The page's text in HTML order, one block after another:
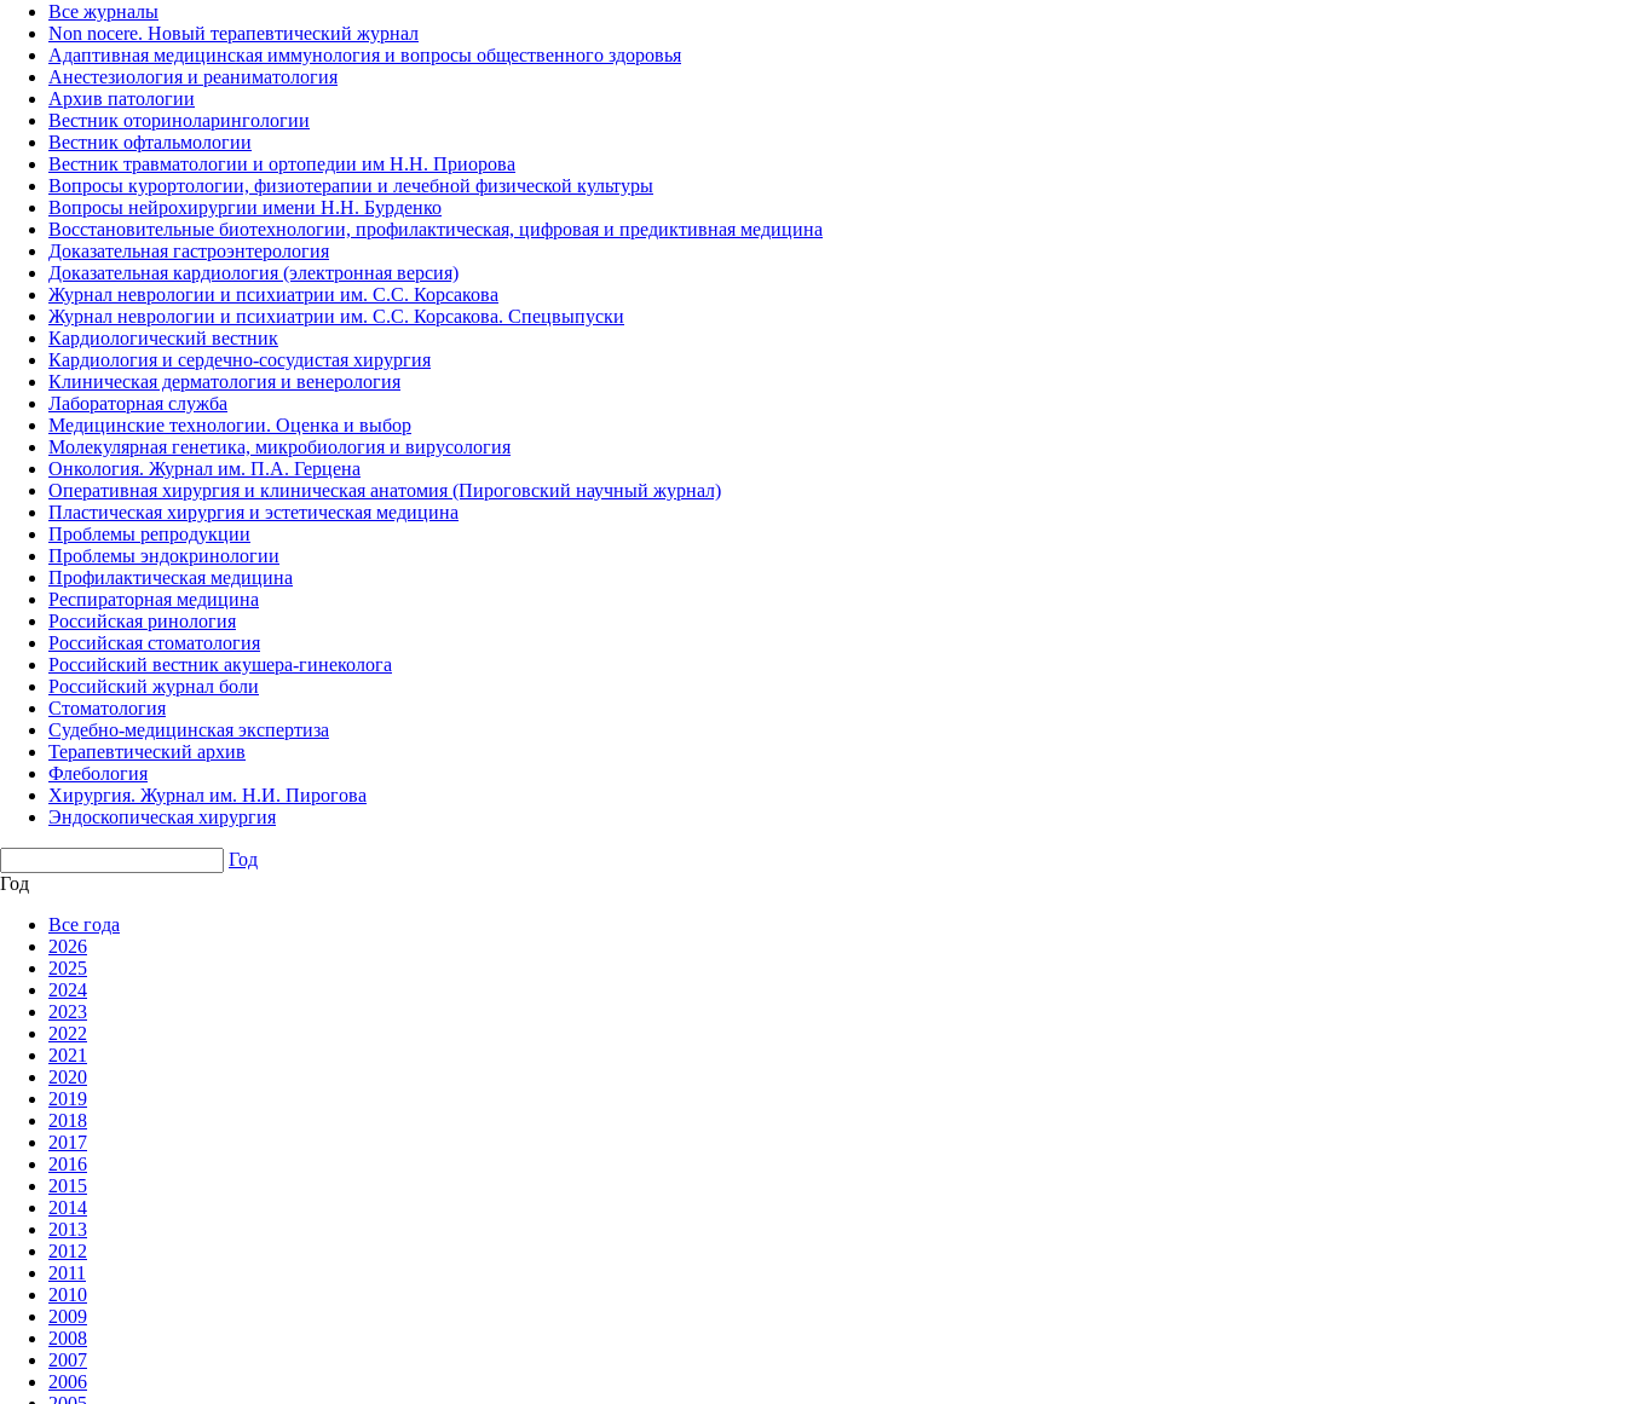
Все журналы
Non nocere. Новый терапевтический журнал
Адаптивная медицинская иммунология и вопросы общественного здоровья
Анестезиология и реаниматология
Архив патологии
Вестник оториноларингологии
Вестник офтальмологии
Вестник травматологии и ортопедии им Н.Н. Приорова
Вопросы курортологии, физиотерапии и лечебной физической культуры
Вопросы нейрохирургии имени Н.Н. Бурденко
Восстановительные биотехнологии, профилактическая, цифровая и предиктивная медицина
Доказательная гастроэнтерология
Доказательная кардиология (электронная версия)
Журнал неврологии и психиатрии им. С.С. Корсакова
Журнал неврологии и психиатрии им. С.С. Корсакова. Спецвыпуски
Кардиологический вестник
Кардиология и сердечно-сосудистая хирургия
Клиническая дерматология и венерология
Лабораторная служба
Медицинские технологии. Оценка и выбор
Молекулярная генетика, микробиология и вирусология
Онкология. Журнал им. П.А. Герцена
Оперативная хирургия и клиническая анатомия (Пироговский научный журнал)
Пластическая хирургия и эстетическая медицина
Проблемы репродукции
Проблемы эндокринологии
Профилактическая медицина
Респираторная медицина
Российская ринология
Российская стоматология
Российский вестник акушера-гинеколога
Российский журнал боли
Стоматология
Судебно-медицинская экспертиза
Терапевтический архив
Флебология
Хирургия. Журнал им. Н.И. Пирогова
Эндоскопическая хирургия
Год
Год
Все года
2026
2025
2024
2023
2022
2021
2020
2019
2018
2017
2016
2015
2014
2013
2012
2011
2010
2009
2008
2007
2006